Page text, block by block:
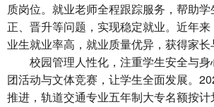
质岗位。就业老师全程跟踪服务，帮助
正、晋升等问题，实现稳定就业。近年
业生就业率高，就业质量优异，获得家长
校园管理人性化，注重学生安全与身
团活动与文体竞赛，让学生全面发展。
推进，轨道交通专业五年制大专名额按计